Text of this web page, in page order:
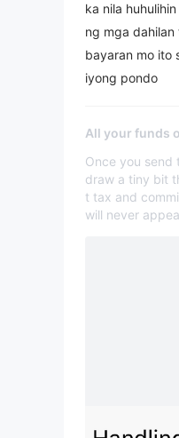
ka nila
ng mga
bayaran mo ito
iyong pondo
All your funds
Once you send
draw a tiny bit
t tax and
will never